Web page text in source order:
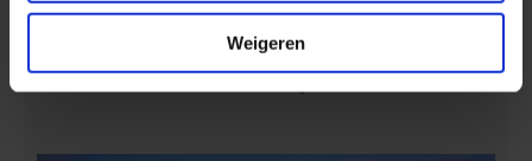
Weigeren
Ontdek 4 tropische eilanden in 7 dagen :-)